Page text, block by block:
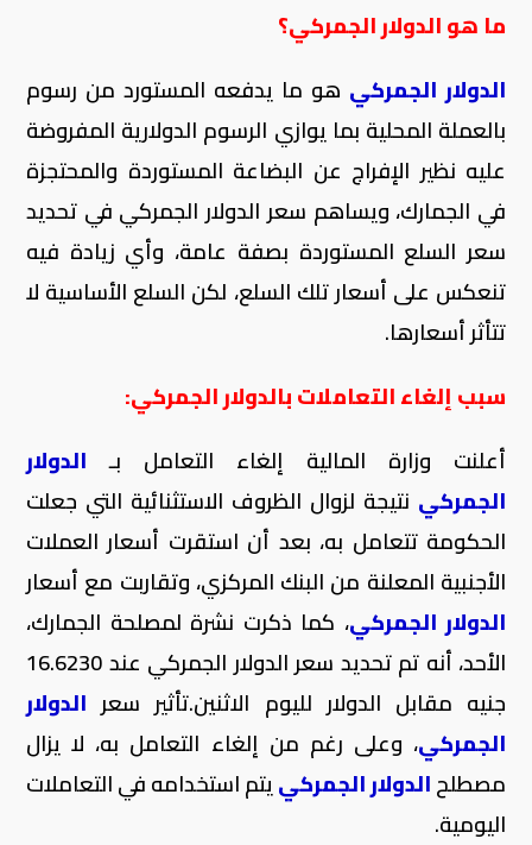
ما هو الدولار الجمركي؟
الدولار الجمركي هو ما يدفعه المستورد من رسوم
بالعملة المحلية بما يوازي الرسوم الدولارية المفروضة
عليه نظير الإفراج عن البضاعة المستوردة والمحتجزة
في الجمارك، ويساهم سعر الدولار الجمركي في تحديد
سعر السلع المستوردة بصفة عامة، وأي زيادة فيه
تنعكس على أسعار تلك السلع، لكن السلع الأساسية لا
تتأثر أسعارها.
سبب إلغاء التعاملات بالدولار الجمركي:
أعلنت وزارة المالية إلغاء التعامل بـ الدولار
الجمركي نتيجة لزوال الظروف الاستثنائية التي جعلت
الحكومة تتعامل به، بعد أن استقرت أسعار العملات
الأجنبية المعلنة من البنك المركزي، وتقاربت مع أسعار
الدولار الجمركي، كما ذكرت نشرة لمصلحة الجمارك،
الأحد، أنه تم تحديد سعر الدولار الجمركي عند 16.6230
جنيه مقابل الدولار لليوم الاثنين.تأثير سعر الدولار
الجمركي، وعلى رغم من إلغاء التعامل به، لا يزال
مصطلحالدولار الجمركييتم استخدامه في التعاملات
اليومية.